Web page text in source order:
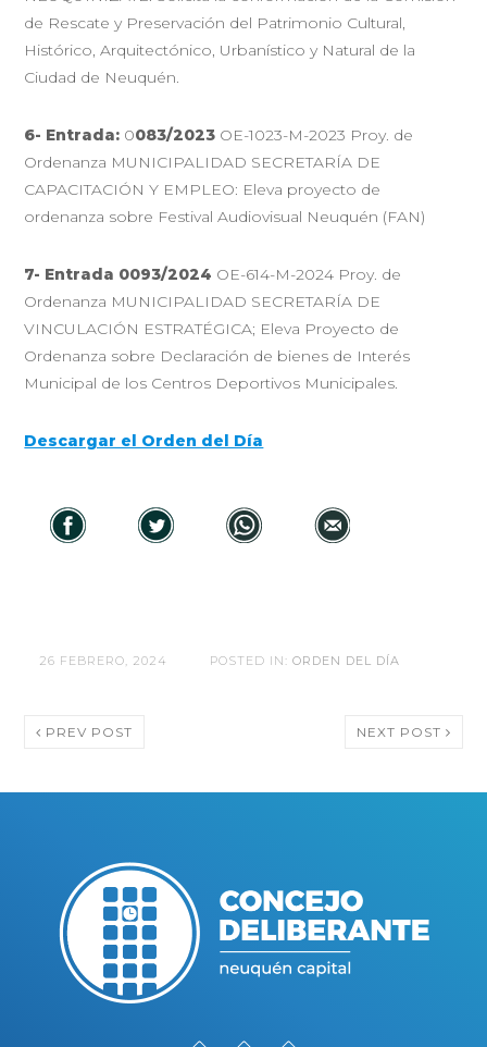
de Rescate y Preservación del Patrimonio Cultural,
Histórico, Arquitectónico, Urbanístico y Natural de la
Ciudad de Neuquén.
6- Entrada: 0083/2023 OE-1023-M-2023 Proy. de
Ordenanza MUNICIPALIDAD SECRETARÍA DE
CAPACITACIÓN Y EMPLEO: Eleva proyecto de
ordenanza sobre Festival Audiovisual Neuquén (FAN)
7- Entrada 0093/2024 OE-614-M-2024 Proy. de
Ordenanza MUNICIPALIDAD SECRETARÍA DE
VINCULACIÓN ESTRATÉGICA; Eleva Proyecto de
Ordenanza sobre Declaración de bienes de Interés
Municipal de los Centros Deportivos Municipales.
Descargar el Orden del Día
26 FEBRERO, 2024 POSTED IN:ORDEN DEL DÍA
PREV POST NEXT POST